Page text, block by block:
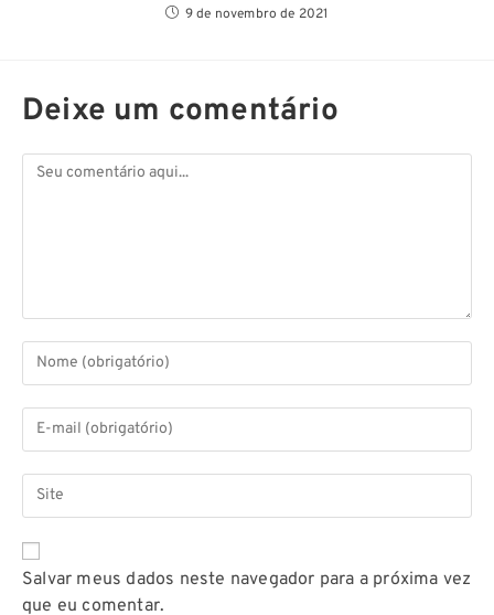
9 de novembro de 2021
Deixe um comentário
Salvar meus dados neste navegador para a próxima vez
que eu comentar.